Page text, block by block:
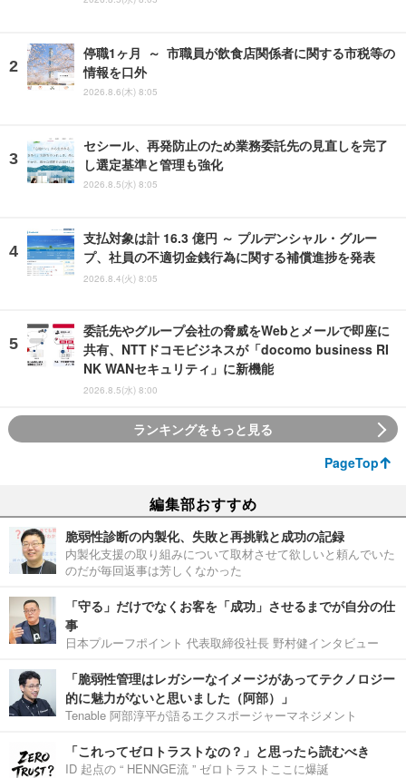
停職1ヶ月 ～ 市職員が飲食店関係者に関する市税等の
情報を口外
2026.8.6(木) 8:05
セシール、再発防止のため業務委託先の見直しを完了
し選定基準と管理も強化
2026.8.5(水) 8:05
支払対象は計 16.3 億円 ～ プルデンシャル・グルー
プ、社員の不適切金銭行為に関する補償進捗を発表
2026.8.4(火) 8:05
委託先やグループ会社の脅威をWebとメールで即座に
共有、NTTドコモビジネスが「docomo business RI
NK WANセキュリティ」に新機能
2026.8.5(水) 8:00
ランキングをもっと見る
PageTop
編集部おすすめ
脆弱性診断の内製化、失敗と再挑戦と成功の記録
内製化支援の取り組みについて取材させて欲しいと頼んでいた
のだが毎回返事は芳しくなかった
「守る」だけでなくお客を「成功」させるまでが自分の仕
事
日本プルーフポイント 代表取締役社長 野村健インタビュー
「脆弱性管理はレガシーなイメージがあってテクノロジー
的に魅力がないと思いました（阿部）」
Tenable 阿部淳平が語るエクスポージャーマネジメント
「これってゼロトラストなの？」と思ったら読むべき
ID 起点の “ HENNGE流 ” ゼロトラストここに爆誕